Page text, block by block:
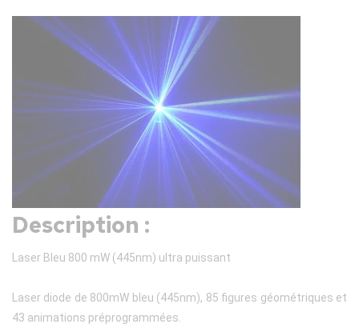
Description :
Laser Bleu 800 mW (445nm) ultra puissant
Laser diode de 800mW bleu (445nm), 85 figures géométriques et
43 animations préprogrammées.